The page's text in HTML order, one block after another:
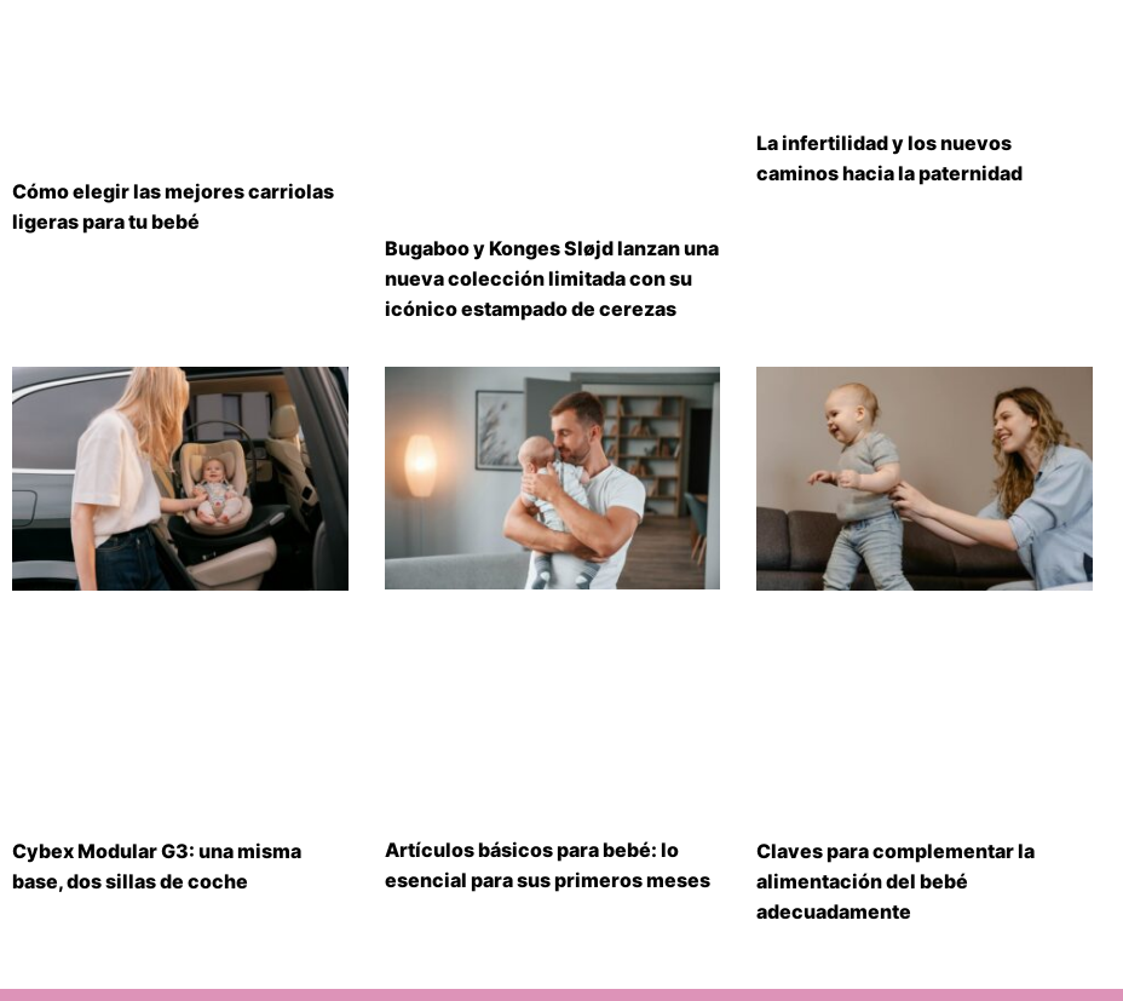
Cómo elegir las mejores carriolas
ligeras para tu bebé
Bugaboo y Konges Sløjd lanzan una
nueva colección limitada con su
icónico estampado de cerezas
La infertilidad y los nuevos
caminos hacia la paternidad
Cybex Modular G3: una misma
base, dos sillas de coche
Artículos básicos para bebé: lo
esencial para sus primeros meses
Claves para complementar la
alimentación del bebé
adecuadamente